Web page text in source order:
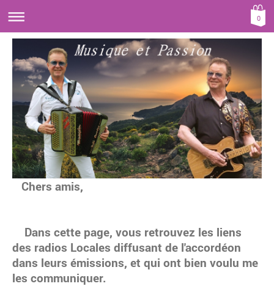
0
Chers amis,
Dans cette page, vous retrouvez les liens
des radios Locales diffusant de l'accordéon
dans leurs émissions, et qui ont bien voulu me
les communiquer.